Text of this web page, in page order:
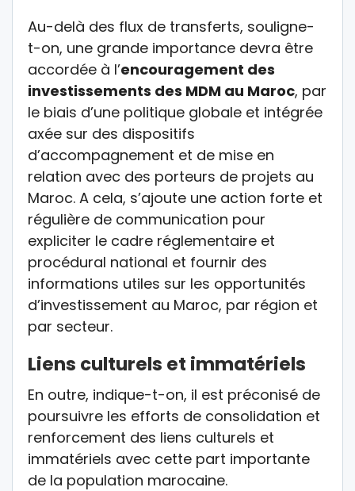
Au-delà des flux de transferts, souligne-
t-on, une grande importance devra être
accordée à l’encouragement des
investissements des MDM au Maroc, par
le biais d’une politique globale et intégrée
axée sur des dispositifs
d’accompagnement et de mise en
relation avec des porteurs de projets au
Maroc. A cela, s’ajoute une action forte et
régulière de communication pour
expliciter le cadre réglementaire et
procédural national et fournir des
informations utiles sur les opportunités
d’investissement au Maroc, par région et
par secteur.
Liens culturels et immatériels
En outre, indique-t-on, il est préconisé de
poursuivre les efforts de consolidation et
renforcement des liens culturels et
immatériels avec cette part importante
de la population marocaine.